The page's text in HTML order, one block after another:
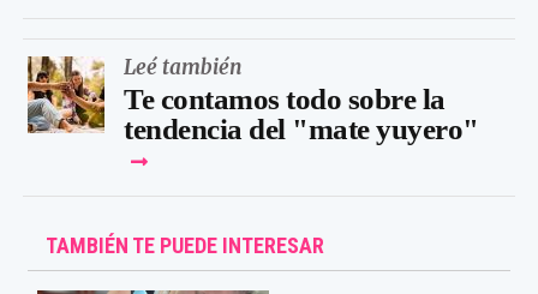
Leé también
Te contamos todo sobre la
tendencia del "mate yuyero"
TAMBIÉN TE PUEDE INTERESAR